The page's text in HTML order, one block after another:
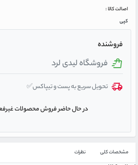
اصالت کالا :
کپی
فروشنده
فروشگاه لیدی لرد
تحویل سریع به پست و تیپاکس✅
در حال حاضر فروش محصولات
مشخصات کلی نظرات